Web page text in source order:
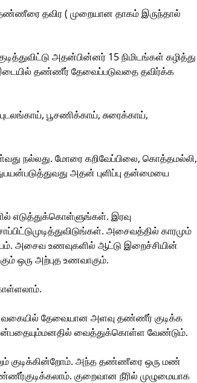
தவிர ( முறையான தாகம் இருந்தால்
அதன்பின்னர் 15 நிமிடங்கள் கழித்து
தண்ணீர் தேவைப்படுவதை தவிர்க்க
பூசணிக்காய், சுரைக்காய்,
நல்லது. மோரை கறிவேப்பிலை, கொத்தமல்லி,
அதன் புளிப்பு தன்மையை
எடுத்துக்கொள்ளுங்கள். இரவு
அசைவத்தில் காரமும்
அசைவ உணவுகளில் ஆட்டு இறைச்சியின்
ஒரு அற்புத உணவாகும்.
வகையில் தேவையான அளவு தண்ணீர் குடிக்க
வைத்துக்கொள்ள வேண்டும்.
குடிக்கின்றோம். அந்த தண்ணீரை ஒரு மண்
குறைவான நீரில் முழுமையாக